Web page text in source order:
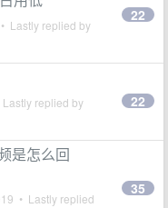
• Lastly replied by
22
Lastly replied by 22
是怎么回
• Lastly replied
35